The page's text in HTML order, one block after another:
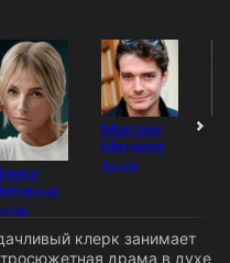
Максим
Матвеев
Актёр
клерк занимает
драма в духе